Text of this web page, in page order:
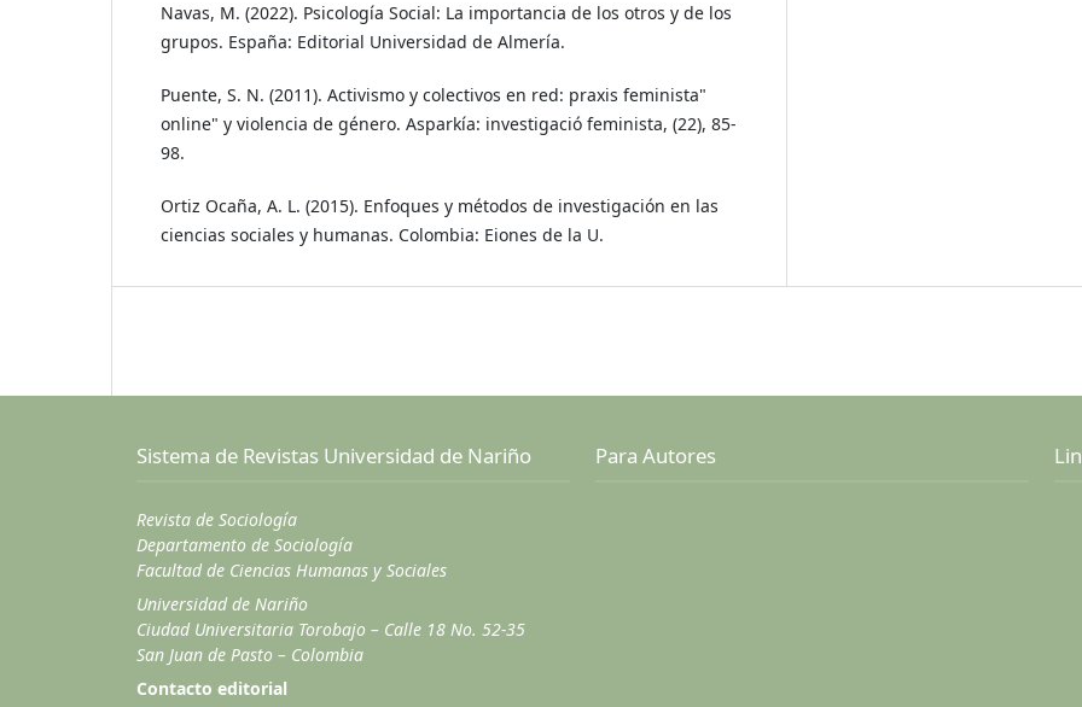
Navas, M. (2022). Psicología Social: La importancia de los otros y de los
grupos. España: Editorial Universidad de Almería.
Puente, S. N. (2011). Activismo y colectivos en red: praxis feminista"
online" y violencia de género. Asparkía: investigació feminista, (22), 85-
98.
Ortiz Ocaña, A. L. (2015). Enfoques y métodos de investigación en las
ciencias sociales y humanas. Colombia: Eiones de la U.
Sistema de Revistas Universidad de Nariño
Revista de Sociología
Departamento de Sociología
Facultad de Ciencias Humanas y Sociales
Universidad de Nariño
Ciudad Universitaria Torobajo – Calle 18 No. 52-35
San Juan de Pasto – Colombia
Contacto editorial
Para Autores